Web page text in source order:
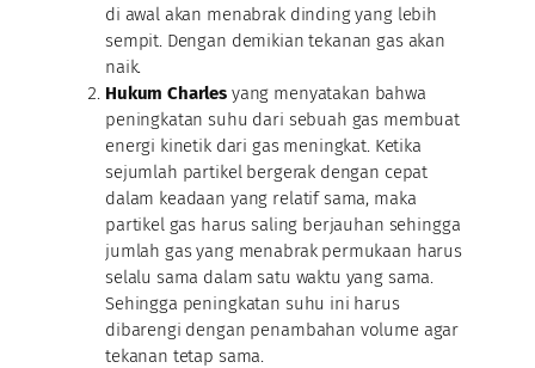
di awal akan menabrak dinding yang lebih
sempit. Dengan demikian tekanan gas akan
naik.
Hukum Charles yang menyatakan bahwa
peningkatan suhu dari sebuah gas membuat
energi kinetik dari gas meningkat. Ketika
sejumlah partikel bergerak dengan cepat
dalam keadaan yang relatif sama, maka
partikel gas harus saling berjauhan sehingga
jumlah gas yang menabrak permukaan harus
selalu sama dalam satu waktu yang sama.
Sehingga peningkatan suhu ini harus
dibarengi dengan penambahan volume agar
tekanan tetap sama.